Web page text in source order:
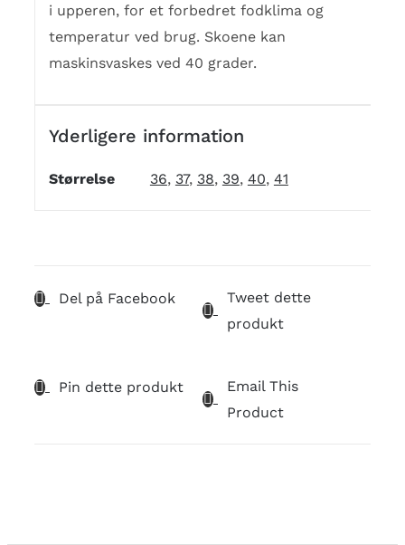
i upperen, for et forbedret fodklima og
temperatur ved brug. Skoene kan
maskinsvaskes ved 40 grader.
Yderligere information
Størrelse 36, 37, 38, 39, 40, 41
Del på Facebook
Tweet dette
produkt
Pin dette produkt
Email This
Product